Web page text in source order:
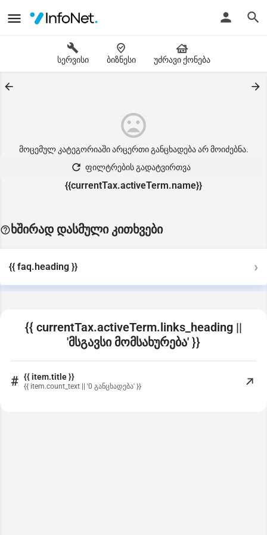
სერვისი ბიზნესი უძრავი ქონება
მოცემულ კატეგორიაში არცერთი განცხადება არ მოიძებნა.
ფილტრების გადატვირთვა
{{currentTax.activeTerm.name}}
ხშირად დასმული კითხვები
{{ faq.heading }}
{{ currentTax.activeTerm.links_heading ||
'მსგავსი მომსახურება' }}
# {{ item.title }}
{{ item.count_text || '0 განცხადება' }}